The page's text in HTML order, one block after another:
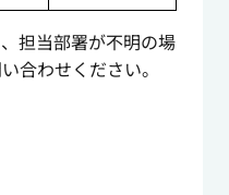
担当部署が不明の場
合わせください。